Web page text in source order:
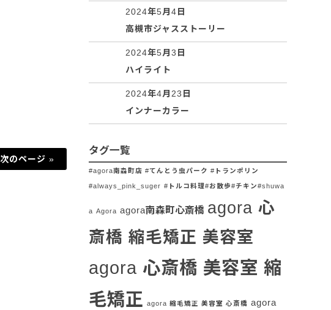
次のページ »
2024年5月4日
高槻市ジャスストーリー
2024年5月3日
ハイライト
2024年4月23日
インナーカラー
タグ一覧
#agora南森町店 #てんとう虫パーク #トランポリン
#always_pink_suger #トルコ料理#お散歩#チキン#shuwa
a Agora agora南森町心斎橋 agora 心
斎橋 縮毛矯正 美容室
agora 心斎橋 美容室 縮
毛矯正 agora 縮毛矯正 美容室 心斎橋 agora